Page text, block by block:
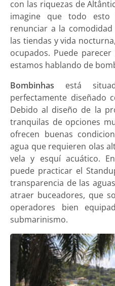
con las riquezas de
imagine que todo
renunciar a la
las tiendas y vida
ocupados. Puede
estamos hablando de
Bombinhas está
perfectamente diseñado
Debido al diseño de la
tranquilas de opciones
ofrecen buenas
agua que requieren olas
vela y esquí acuático.
puede practicar el
transparencia de las
atraer buceadores, que
operadores bien
submarinismo.